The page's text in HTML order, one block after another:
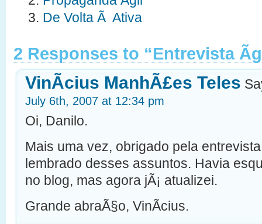
De Volta Ã Ativa
2 Responses to “Entrevista
VinÃ­cius ManhÃ£es Teles
July 6th, 2007 at 12:34 pm
Oi, Danilo.
Mais uma vez, obrigado pela
lembrado desses assuntos. Havia
no blog, mas agora jÃ¡ atualizei.
Grande abraÃ§o, VinÃ­cius.